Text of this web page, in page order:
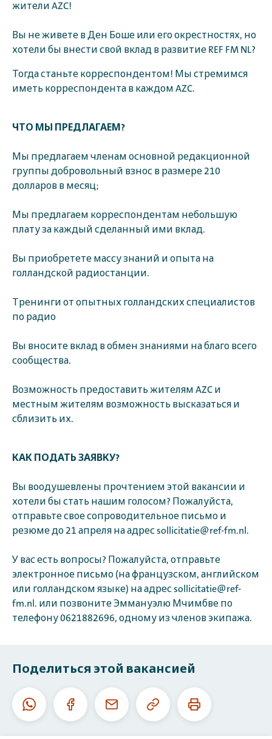
жители AZC!
Вы не живете в Ден Боше или его окрестностях, но
хотели бы внести свой вклад в развитие REF FM NL?
Тогда станьте корреспондентом! Мы стремимся
иметь корреспондента в каждом AZC.
ЧТО МЫ ПРЕДЛАГАЕМ?
Мы предлагаем членам основной редакционной
группы добровольный взнос в размере 210
долларов в месяц;
Мы предлагаем корреспондентам небольшую
плату за каждый сделанный ими вклад.
Вы приобретете массу знаний и опыта на
голландской радиостанции.
Тренинги от опытных голландских специалистов
по радио
Вы вносите вклад в обмен знаниями на благо всего
сообщества.
Возможность предоставить жителям AZC и
местным жителям возможность высказаться и
сблизить их.
КАК ПОДАТЬ ЗАЯВКУ?
Вы воодушевлены прочтением этой вакансии и
хотели бы стать нашим голосом? Пожалуйста,
отправьте свое сопроводительное письмо и
резюме до 21 апреля на адрес sollicitatie@ref-fm.nl.
У вас есть вопросы? Пожалуйста, отправьте
электронное письмо (на французском, английском
или голландском языке) на адрес sollicitatie@ref-
fm.nl. или позвоните Эммануэлю Мчимбве по
телефону 0621882696, одному из членов экипажа.
Поделиться этой вакансией
WhatsappFacebookE-
Скопировать
данный
Печатать
эту